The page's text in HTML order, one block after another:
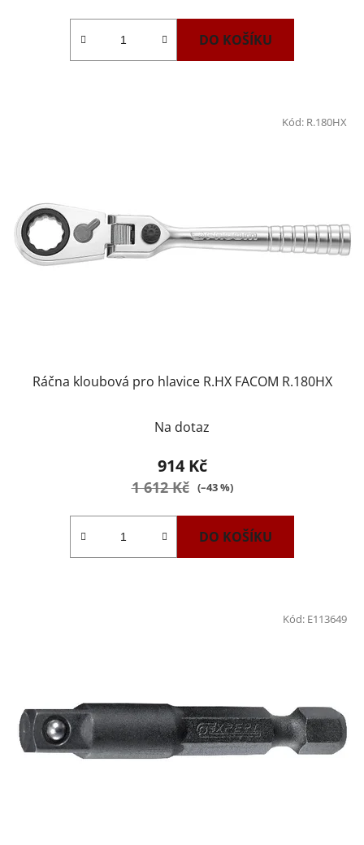
DO KOŠÍKU
Ráčna kloubová pro hlavice R.HX FACOM R.180HX
Na dotaz
914 Kč
1 612 Kč (–43 %)
DO KOŠÍKU
Kód: R.180HX
Kód: E113649